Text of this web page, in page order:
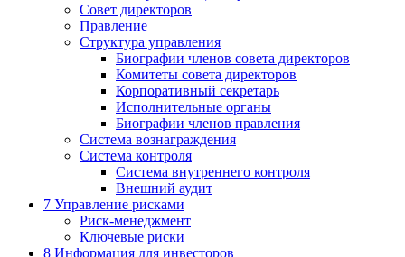
Совет директоров
Правление
Структура управления
Биографии членов совета директоров
Комитеты совета директоров
Корпоративный секретарь
Исполнительные органы
Биографии членов правления
Система вознаграждения
Система контроля
Система внутреннего контроля
Внешний аудит
7 Управление рисками
Риск-менеджмент
Ключевые риски
8 Информация для инвесторов